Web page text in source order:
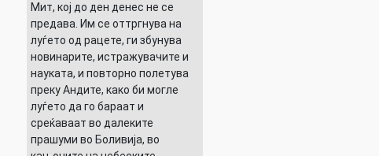
Мит, кој до ден денес не се
предава. Им се оттргнува на
луѓето од рацете, ги збунува
новинарите, истражувачите и
науката, и повторно полетува
преку Андите, како би могле
луѓето да го бараат и
среќаваат во далеките
прашуми во Боливија, во